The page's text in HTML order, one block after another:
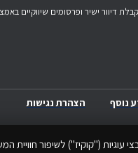
("קוקיז") לשיפור חוויית
נוסף הצהרת נגישות
דיוור ישיר ופרסומים שיווקיים